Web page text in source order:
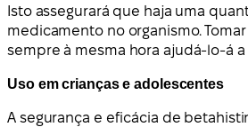
Isto assegurará que haja uma
medicamento no organismo.
sempre à mesma hora ajudá-lo-á
Uso em crianças e adolescentes
A segurança e eficácia de